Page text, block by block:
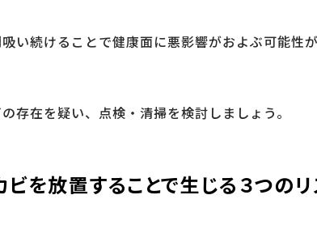
い続けることで健康面に悪影響がおよぶ可能性
存在を疑い、点検・清掃を検討しましょう。
ビを放置することで生じる３つの